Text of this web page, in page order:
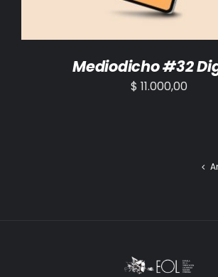
Mediodicho #32
$ 11.000,00